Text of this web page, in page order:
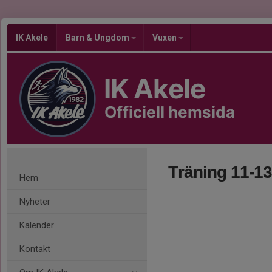
IK Akele Barn & Ungdom Vuxen
IK Akele
Officiell hemsida
Hem
Nyheter
Kalender
Kontakt
Träning 11-